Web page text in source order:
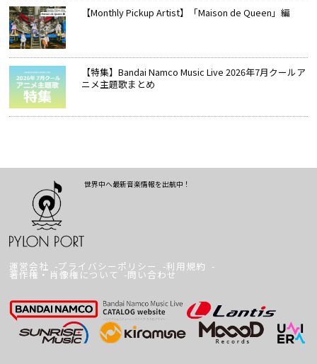
【Monthly Pickup Artist】「Maison de Queen」編
【特集】Bandai Namco Music Live 2026年7月クールア
ニメ主題歌まとめ
世界中へ最新音楽情報を出航中！
運営会社 プライバシーポリシー 利用規約
著作権・肖像権について 問い合わせ